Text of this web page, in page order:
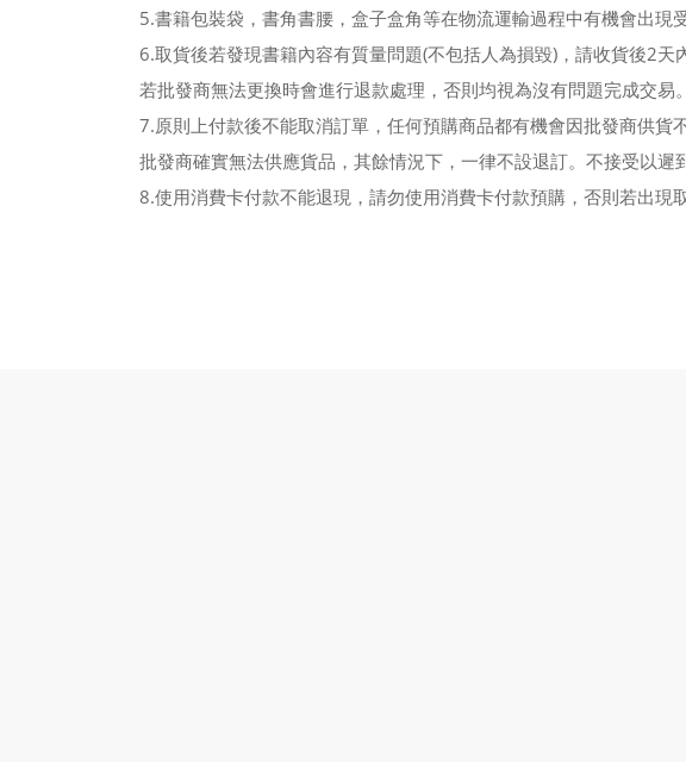
5.書籍包裝袋，書角書腰，盒子盒角等在物流運輸過程中有機會出現
6.取貨後若發現書籍內容有質量問題(不包括人為損毀)，請收貨後2
若批發商無法更換時會進行退款處理，否則均視為沒有問題完成交易。
7.原則上付款後不能取消訂單，任何預購商品都有機會因批發商供
批發商確實無法供應貨品，其餘情況下，一律不設退訂。不接受以遲
8.使用消費卡付款不能退現，請勿使用消費卡付款預購，否則若出現